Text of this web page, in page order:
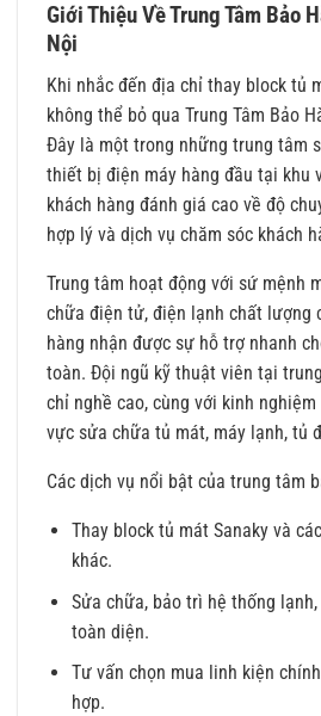
Giới Thiệu Về Trung Tâm Bảo
Nội
Khi nhắc đến địa chỉ thay block tủ
không thể bỏ qua Trung Tâm Bảo
Đây là một trong những trung tâm
thiết bị điện máy hàng đầu tại khu
khách hàng đánh giá cao về độ
hợp lý và dịch vụ chăm sóc khách
Trung tâm hoạt động với sứ mệnh
chữa điện tử, điện lạnh chất lượng
hàng nhận được sự hỗ trợ nhanh
toàn. Đội ngũ kỹ thuật viên tại
chỉ nghề cao, cùng với kinh
vực sửa chữa tủ mát, máy lạnh, tủ
Các dịch vụ nổi bật của trung tâm
Thay block tủ mát Sanaky và
khác.
Sửa chữa, bảo trì hệ thống
toàn diện.
Tư vấn chọn mua linh kiện
hợp.